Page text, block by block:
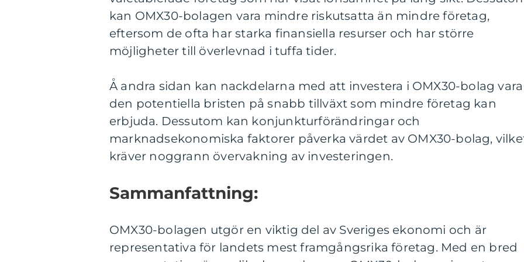
kan OMX30-bolagen vara mindre riskutsatta än mindre företag,
eftersom de ofta har starka finansiella resurser och har större
möjligheter till överlevnad i tuffa tider.
Å andra sidan kan nackdelarna med att investera i OMX30-bolag vara
den potentiella bristen på snabb tillväxt som mindre företag kan
erbjuda. Dessutom kan konjunkturförändringar och
marknadsekonomiska faktorer påverka värdet av OMX30-bolag,
kräver noggrann övervakning av investeringen.
Sammanfattning:
OMX30-bolagen utgör en viktig del av Sveriges ekonomi och är
representativa för landets mest framgångsrika företag. Med en bred